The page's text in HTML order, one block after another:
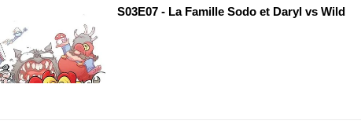
S03E07 - La Famille Sodo et Daryl vs Wild